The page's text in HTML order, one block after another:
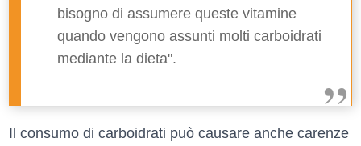
bisogno di assumere queste vitamine
quando vengono assunti molti carboidrati
mediante la dieta".
Il consumo di carboidrati può causare anche carenze